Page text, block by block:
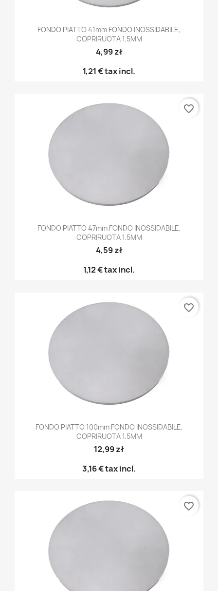
FONDO PIATTO 41mm FONDO INOSSIDABILE,
COPRIRUOTA 1.5MM
4,99 zł
1,21 €tax incl.
FONDO PIATTO 47mm FONDO INOSSIDABILE,
COPRIRUOTA 1.5MM
4,59 zł
1,12 €tax incl.
favorite_border
FONDO PIATTO 100mm FONDO INOSSIDABILE,
COPRIRUOTA 1.5MM
12,99 zł
3,16 €tax incl.
favorite_border
favorite_border